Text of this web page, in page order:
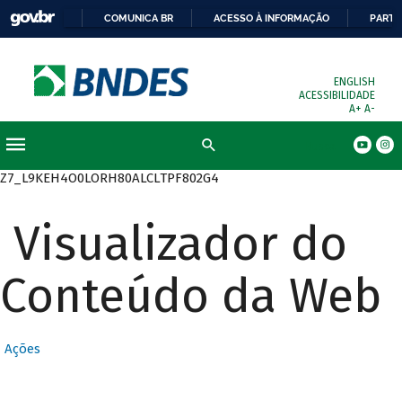
COMUNICA BR ACESSO À INFORMAÇÃO
ENGLISH
ACESSIBILIDADE
A+ A-
Z7_L9KEH4O0LORH80ALCLTPF802G4
Visualizador do
Conteúdo da Web
Ações